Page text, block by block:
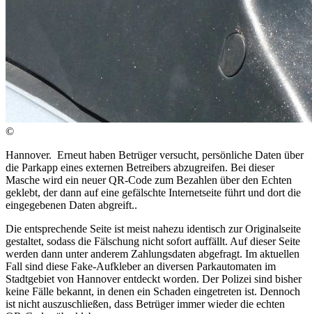
©
Hannover. Erneut haben Betrüger versucht, persönliche Daten über
die Parkapp eines externen Betreibers abzugreifen. Bei dieser
Masche wird ein neuer QR-Code zum Bezahlen über den Echten
geklebt, der dann auf eine gefälschte Internetseite führt und dort die
eingegebenen Daten abgreift..
Die entsprechende Seite ist meist nahezu identisch zur Originalseite
gestaltet, sodass die Fälschung nicht sofort auffällt. Auf dieser Seite
werden dann unter anderem Zahlungsdaten abgefragt. Im aktuellen
Fall sind diese Fake-Aufkleber an diversen Parkautomaten im
Stadtgebiet von Hannover entdeckt worden. Der Polizei sind bisher
keine Fälle bekannt, in denen ein Schaden eingetreten ist. Dennoch
ist nicht auszuschließen, dass Betrüger immer wieder die echten